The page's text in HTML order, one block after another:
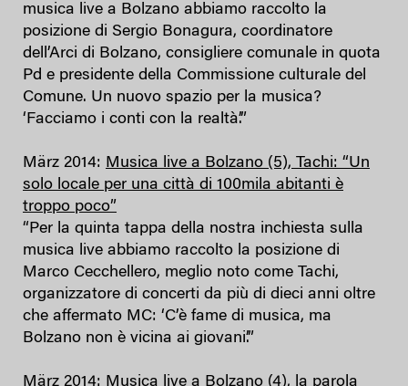
musica live a Bolzano abbiamo raccolto la
posizione di Sergio Bonagura, coordinatore
dell’Arci di Bolzano, consigliere comunale in quota
Pd e presidente della Commissione culturale del
Comune. Un nuovo spazio per la musica?
‘Facciamo i conti con la realtà’.”
März 2014: Musica live a Bolzano (5), Tachi: “Un
solo locale per una città di 100mila abitanti è
troppo poco”
“Per la quinta tappa della nostra inchiesta sulla
musica live abbiamo raccolto la posizione di
Marco Cecchellero, meglio noto come Tachi,
organizzatore di concerti da più di dieci anni oltre
che affermato MC: ‘C’è fame di musica, ma
Bolzano non è vicina ai giovani’.”
März 2014: Musica live a Bolzano (4), la parola